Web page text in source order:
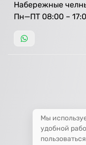
Набережные
Пн—ПТ 08:00 –
Мы
удобной